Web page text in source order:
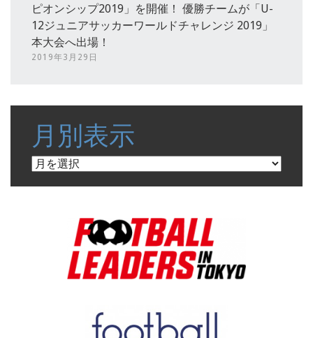
ピオンシップ2019」を開催！ 優勝チームが「U-
12ジュニアサッカーワールドチャレンジ 2019」
本大会へ出場！
2019年3月29日
月別表示
月